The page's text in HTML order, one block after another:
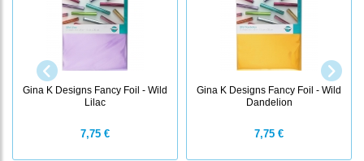
Gina K Designs Fancy Foil - Wild
Lilac
7,75 €
Gina K Designs Fancy Foil - Wild
Dandelion
7,75 €